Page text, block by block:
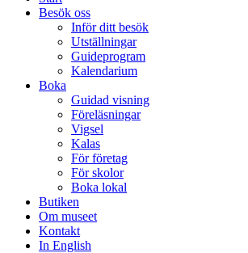
Besök oss
Inför ditt besök
Utställningar
Guideprogram
Kalendarium
Boka
Guidad visning
Föreläsningar
Vigsel
Kalas
För företag
För skolor
Boka lokal
Butiken
Om museet
Kontakt
In English